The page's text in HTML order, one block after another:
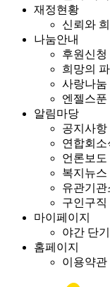
재정현황
신뢰와
나눔안내
후원신청
희망의
사랑나눔
엔젤스푼
알림마당
공지사항
연합회소
언론보도
복지뉴스
유관기관
구인구직
마이페이지
야간 단
홈페이지
이용약관